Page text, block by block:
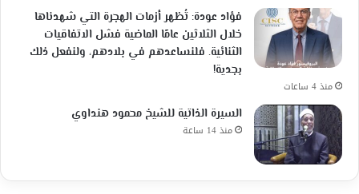
فؤاد عودة: تُظهر أزمات الهجرة التي شهدناها
خلال الثلاثين عامًا الماضية فشل الاتفاقيات
الثنائية. فلنساعدهم في بلادهم، ولنفعل ذلك
بجدية!
منذ 4 ساعات
السيرة الذاتية للشيخ محمود هنداوي
منذ 14 ساعة